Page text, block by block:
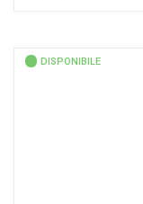
DISPONIBILE